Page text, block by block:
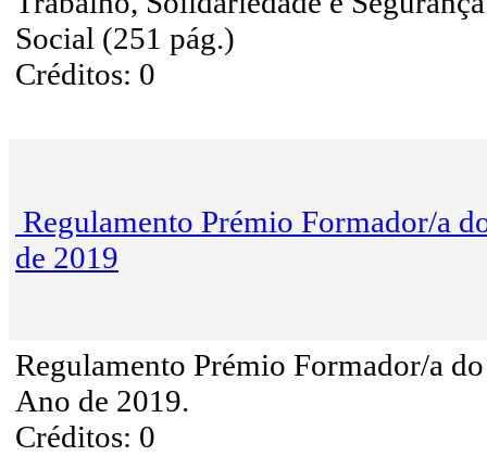
Social (251 pág.)
Créditos: 0
Regulamento Prémio Formador/a
de 2019
Regulamento Prémio Formador/a do
Ano de 2019.
Créditos: 0